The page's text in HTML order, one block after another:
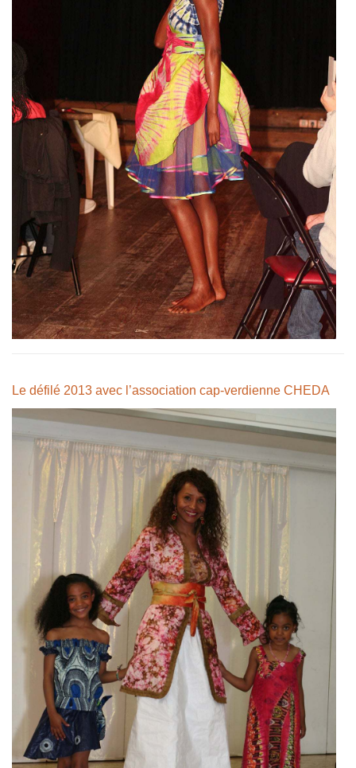
Le défilé 2013 avec l’association cap-verdienne CHEDA